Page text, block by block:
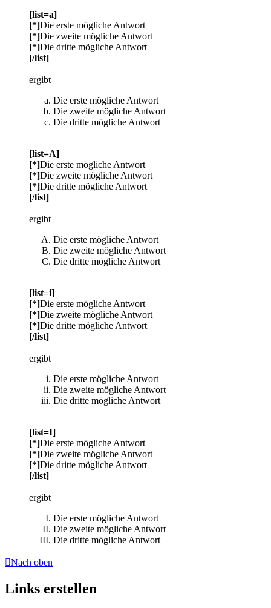
[list=a]
[*]Die erste mögliche Antwort
[*]Die zweite mögliche Antwort
[*]Die dritte mögliche Antwort
[/list]
ergibt
Die erste mögliche Antwort
Die zweite mögliche Antwort
Die dritte mögliche Antwort
[list=A]
[*]Die erste mögliche Antwort
[*]Die zweite mögliche Antwort
[*]Die dritte mögliche Antwort
[/list]
ergibt
Die erste mögliche Antwort
Die zweite mögliche Antwort
Die dritte mögliche Antwort
[list=i]
[*]Die erste mögliche Antwort
[*]Die zweite mögliche Antwort
[*]Die dritte mögliche Antwort
[/list]
ergibt
Die erste mögliche Antwort
Die zweite mögliche Antwort
Die dritte mögliche Antwort
[list=I]
[*]Die erste mögliche Antwort
[*]Die zweite mögliche Antwort
[*]Die dritte mögliche Antwort
[/list]
ergibt
Die erste mögliche Antwort
Die zweite mögliche Antwort
Die dritte mögliche Antwort
Nach oben
Links erstellen